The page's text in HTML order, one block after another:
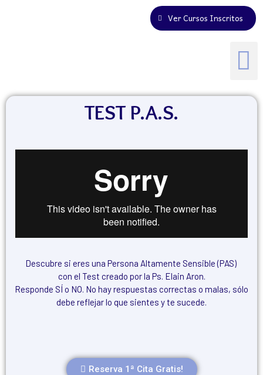
Ver Cursos Inscritos
TEST P.A.S.
Descubre si eres una Persona Altamente Sensible (PAS)
con el Test creado por la Ps. Elain Aron.
Responde SÍ o NO. No hay respuestas correctas o malas, sólo
debe reflejar lo que sientes y te sucede.
Reserva 1ª Cita Gratis!